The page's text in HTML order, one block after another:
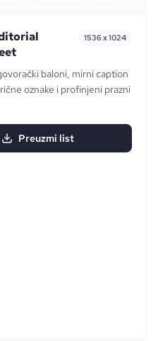
1536 x 1024
baloni, mirni caption
oznake i profinjeni prazni
Preuzmi list